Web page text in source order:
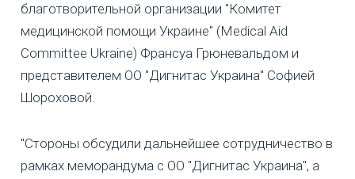
благотворительной организации "Комитет
медицинской помощи Украине" (Medical Aid
Committee Ukraine) Франсуа Грюневальдом и
представителем ОО "Дигнитас Украина" Софией
Шороховой.
"Стороны обсудили дальнейшее сотрудничество в
рамках меморандума с ОО "Дигнитас Украина", а